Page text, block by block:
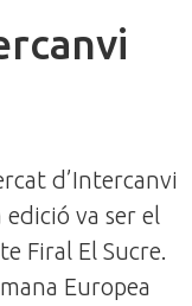
d’Intercanvi
edició va ser el
Firal El Sucre.
Europea